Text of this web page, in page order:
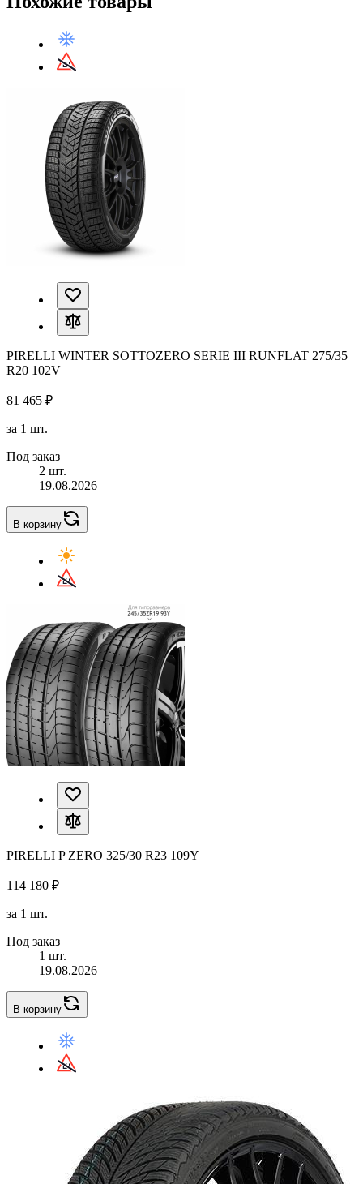
PIRELLI WINTER SOTTOZERO SERIE III RUNFLAT 275/35
R20 102V
81 465 ₽
за 1 шт.
Под заказ
2 шт.
19.08.2026
В корзину
PIRELLI P ZERO 325/30 R23 109Y
114 180 ₽
за 1 шт.
Под заказ
1 шт.
19.08.2026
В корзину